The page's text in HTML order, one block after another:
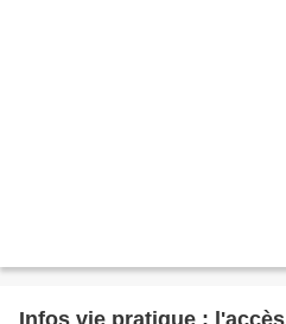
Infos vie pratique :